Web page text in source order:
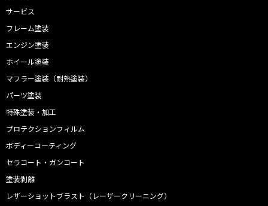
サービス
フレーム塗装
エンジン塗装
ホイール塗装
マフラー塗装（耐熱塗装）
パーツ塗装
特殊塗装・加工
プロテクションフィルム
ボディーコーティング
セラコート・ガンコート
塗装剥離
レザーショットブラスト（レーザークリーニング）